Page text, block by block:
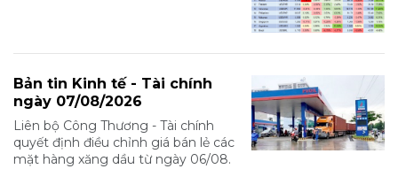
Bản tin Kinh tế - Tài chính
ngày 07/08/2026
Liên bộ Công Thương - Tài chính
quyết định điều chỉnh giá bán lẻ các
mặt hàng xăng dầu từ ngày 06/08.